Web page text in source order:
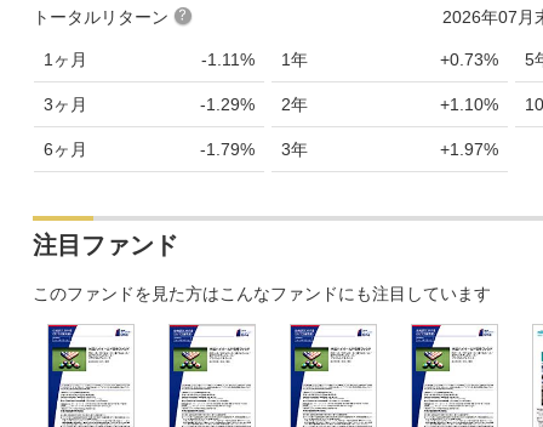
2026年07月
トータルリターン
1ヶ月 -1.11%
3ヶ月 -1.29%
6ヶ月 -1.79%
1年 +0.73%
2年 +1.10%
3年 +1.97%
5
注目ファンド
このファンドを見た方はこんなファンドにも注目しています